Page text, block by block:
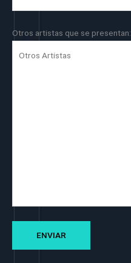
Otros artistas que se presentan: